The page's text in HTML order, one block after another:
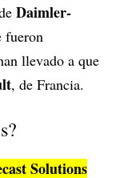
Daimler-
fueron
llevado a que
, de Francia.
Solutions